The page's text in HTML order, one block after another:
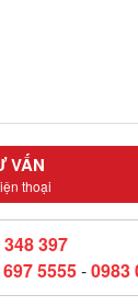
VẤN
thoại
397
5555-0983